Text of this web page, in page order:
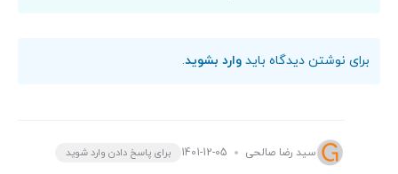
برای نوشتن دیدگاه باید وارد بشوید.
سید رضا صالحی 1401-12-05 برای پاسخ دادن وارد شوید